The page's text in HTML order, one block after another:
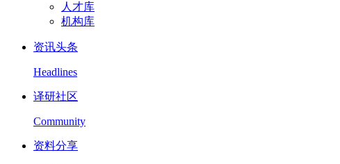
人才库
机构库
资讯头条
Headlines
译研社区
Community
资料分享